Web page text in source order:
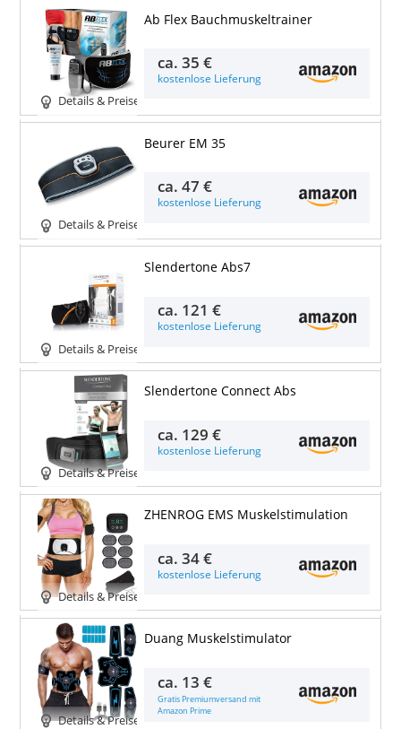
Details & Preise
Ab Flex Bauchmuskeltrainer
ca.35 €
kostenlose Lieferung
Details & Preise
Beurer EM 35
ca.47 €
kostenlose Lieferung
Details & Preise
Slendertone Abs7
ca. 121 €
kostenlose Lieferung
Details & Preise
Slendertone Connect Abs
ca. 129 €
kostenlose Lieferung
Details & Preise
ZHENROG EMS Muskelstimulation
ca.34 €
kostenlose Lieferung
Details & Preise
Duang Muskelstimulator
ca. 13 €
Gratis Premiumversand mit
Amazon Prime